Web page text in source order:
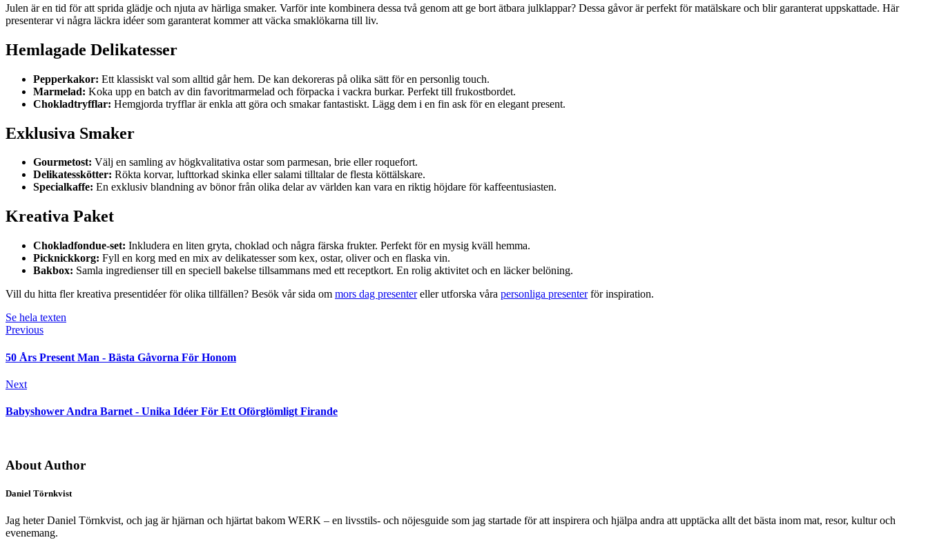
Julen är en tid för att sprida glädje och njuta av härliga smaker. Varför inte kombinera dessa två genom att ge bort ätbara julklappar? Dessa gåvor är perfekt för matälskare och blir garanterat uppskattade. Här
presenterar vi några läckra idéer som garanterat kommer att väcka smaklökarna till liv.
Hemlagade Delikatesser
Pepperkakor: Ett klassiskt val som alltid går hem. De kan dekoreras på olika sätt för en personlig touch.
Marmelad: Koka upp en batch av din favoritmarmelad och förpacka i vackra burkar. Perfekt till frukostbordet.
Chokladtryfflar: Hemgjorda tryfflar är enkla att göra och smakar fantastiskt. Lägg dem i en fin ask för en elegant present.
Exklusiva Smaker
Gourmetost: Välj en samling av högkvalitativa ostar som parmesan, brie eller roquefort.
Delikatesskötter: Rökta korvar, lufttorkad skinka eller salami tilltalar de flesta köttälskare.
Specialkaffe: En exklusiv blandning av bönor från olika delar av världen kan vara en riktig höjdare för kaffeentusiasten.
Kreativa Paket
Chokladfondue-set: Inkludera en liten gryta, choklad och några färska frukter. Perfekt för en mysig kväll hemma.
Picknickkorg: Fyll en korg med en mix av delikatesser som kex, ostar, oliver och en flaska vin.
Bakbox: Samla ingredienser till en speciell bakelse tillsammans med ett receptkort. En rolig aktivitet och en läcker belöning.
Vill du hitta fler kreativa presentidéer för olika tillfällen? Besök vår sida om mors dag presentereller utforska våra personliga presenterför inspiration.
Se hela texten
Previous
50 Års Present Man - Bästa Gåvorna För Honom
Next
Babyshower Andra Barnet - Unika Idéer För Ett Oförglömligt Firande
About Author
Daniel Törnkvist
Jag heter Daniel Törnkvist, och jag är hjärnan och hjärtat bakom WERK – en livsstils- och nöjesguide som jag startade för att inspirera och hjälpa andra att upptäcka allt det bästa inom mat, resor, kultur och
evenemang.